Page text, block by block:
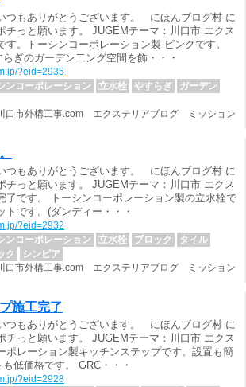
つもありがとうございます。 にほんブログ村 に
チっと願います。 JUGEMテーマ：川口市 エクス
す。トーシンコーポレーション製 ピンクです。
ぎのガーデン二ング空間を飾・・・
?eid=2935
ンコーポレーション 立水栓 やすらぎ
ガーデン
市外構工事.com エクステリアブログ ミッション
つもありがとうございます。 にほんブログ村 に
チっと願います。 JUGEMテーマ：川口市 エクス
了です。 トーシンコーポレーション製の立水栓で
トです。(ダンディー・・・
?eid=2932
ンコーポレーション 立水栓 ブロック
タイル
ク
シンピア
市外構工事.com エクステリアブログ ミッション
施工完了
つもありがとうございます。 にほんブログ村 に
チっと願います。 JUGEMテーマ：川口市 エクス
ポレーション製キッチンステップです。設置も簡
低価格です。 GRC・・・
?eid=2928